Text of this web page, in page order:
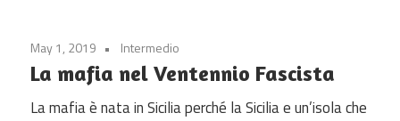
May 1, 2019 Intermedio
La mafia nel Ventennio Fascista
La mafia è nata in Sicilia perché la Sicilia e un’isola che